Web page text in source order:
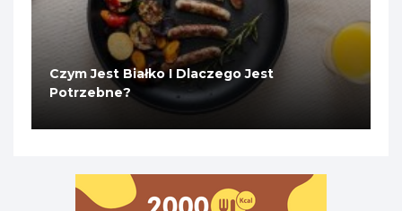
Czym Jest Białko I Dlaczego Jest
Potrzebne?